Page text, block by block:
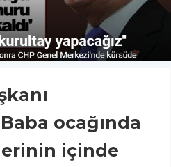
ocağında
içinde